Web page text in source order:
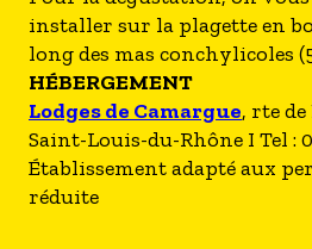
installer sur la plagette en
long des mas conchylicoles
HÉBERGEMENT
Lodges de Camargue, rte
Saint-Louis-du-Rhône I Tel :
Établissement adapté aux
réduite